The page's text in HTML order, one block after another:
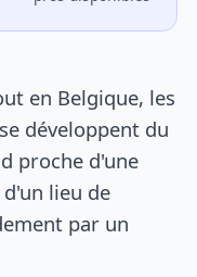
en Belgique, les
développent du
proche d'une
lieu de
par un